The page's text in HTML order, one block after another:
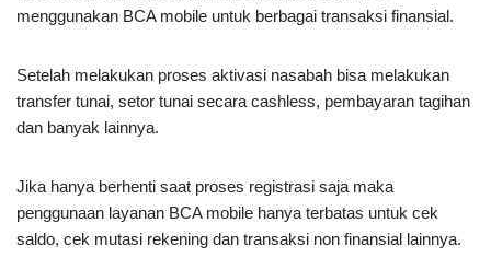
menggunakan BCA mobile untuk berbagai transaksi finansial.
Setelah melakukan proses aktivasi nasabah bisa melakukan
transfer tunai, setor tunai secara cashless, pembayaran tagihan
dan banyak lainnya.
Jika hanya berhenti saat proses registrasi saja maka
penggunaan layanan BCA mobile hanya terbatas untuk cek
saldo, cek mutasi rekening dan transaksi non finansial lainnya.